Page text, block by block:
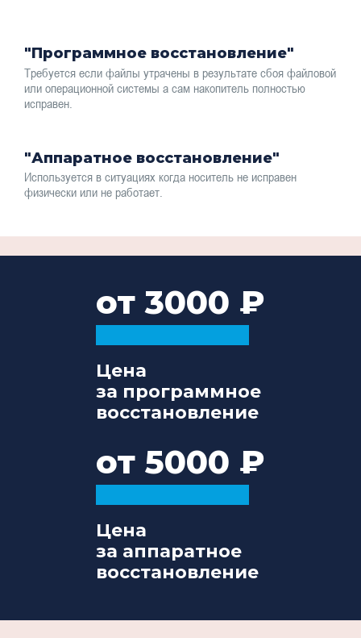
"Программное восстановление"
Требуется если файлы утрачены в результате сбоя файловой
или операционной системы а сам накопитель полностью
исправен.
"Аппаратное восстановление"
Используется в ситуациях когда носитель не исправен
физически или не работает.
от 3000
Цена
за программное
восстановление
от 5000
Цена
за аппаратное
восстановление